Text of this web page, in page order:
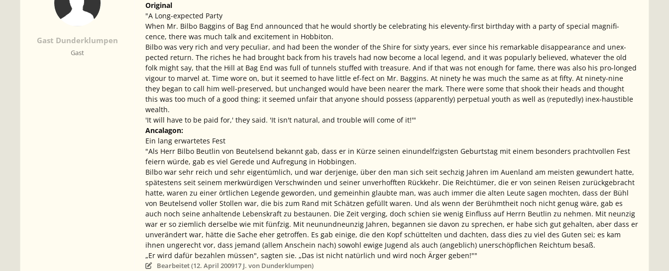
Gast Dunderklumpen
Gast
Original
"A Long-expected Party
When Mr. Bilbo Baggins of Bag End announced that he would shortly be celebrating his eleventy-first birthday with a party of special magnifi-
cence, there was much talk and excitement in Hobbiton.
Bilbo was very rich and very peculiar, and had been the wonder of the Shire for sixty years, ever since his remarkable disappearance and unex-
pected return. The riches he had brought back from his travels had now become a local legend, and it was popularly believed, whatever the old
folk might say, that the Hill at Bag End was full of tunnels stuffed with treasure. And if that was not enough for fame, there was also his pro-longed
vigour to marvel at. Time wore on, but it seemed to have little ef-fect on Mr. Baggins. At ninety he was much the same as at fifty. At ninety-nine
they began to call him well-preserved, but unchanged would have been nearer the mark. There were some that shook their heads and thought
this was too much of a good thing; it seemed unfair that anyone should possess (apparently) perpetual youth as well as (reputedly) inex-haustible
wealth.
'It will have to be paid for,' they said. 'It isn't natural, and trouble will come of it!'"
Ancalagon:
Ein lang erwartetes Fest
"Als Herr Bilbo Beutlin von Beutelsend bekannt gab, dass er in Kürze seinen einundelfzigsten Geburtstag mit einem besonders prachtvollen Fest
feiern würde, gab es viel Gerede und Aufregung in Hobbingen.
Bilbo war sehr reich und sehr eigentümlich, und war derjenige, über den man sich seit sechzig Jahren im Auenland am meisten gewundert hatte,
spätestens seit seinem merkwürdigen Verschwinden und seiner unverhofften Rückkehr. Die Reichtümer, die er von seinen Reisen zurückgebracht
hatte, waren zu einer örtlichen Legende geworden, und gemeinhin glaubte man, was auch immer die alten Leute sagen mochten, dass der Bühl
von Beutelsend voller Stollen war, die bis zum Rand mit Schätzen gefüllt waren. Und als wenn der Berühmtheit noch nicht genug wäre, gab es
auch noch seine anhaltende Lebenskraft zu bestaunen. Die Zeit verging, doch schien sie wenig Einfluss auf Herrn Beutlin zu nehmen. Mit neunzig
war er so ziemlich derselbe wie mit fünfzig. Mit neunundneunzig Jahren, begannen sie davon zu sprechen, er habe sich gut gehalten, aber dass er
unverändert war, hätte die Sache eher getroffen. Es gab einige, die den Kopf schüttelten und dachten, dass dies zu viel des Guten sei; es kam
ihnen ungerecht vor, dass jemand (allem Anschein nach) sowohl ewige Jugend als auch (angeblich) unerschöpflichen Reichtum besaß.
„Er wird dafür bezahlen müssen", sagten sie. „Das ist nicht natürlich und wird noch Ärger geben!""
Bearbeitet (12. April 200917 J. von Dunderklumpen)